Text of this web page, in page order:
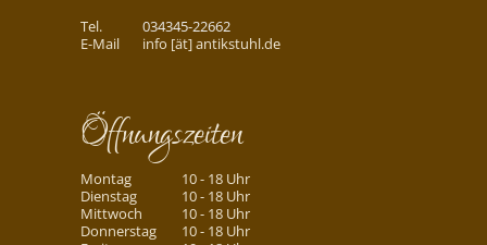
Tel.
034345-22662
E-Mail
info [ät] antikstuhl.de
Öffnungszeiten
Montag
10 - 18 Uhr
Dienstag
10 - 18 Uhr
Mittwoch
10 - 18 Uhr
Donnerstag
10 - 18 Uhr